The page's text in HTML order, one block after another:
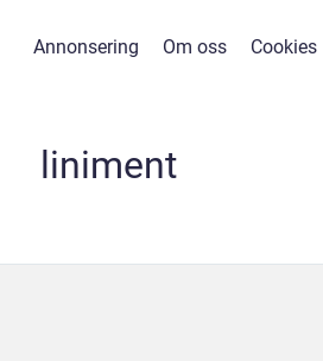
Annonsering Om oss Cookies
liniment